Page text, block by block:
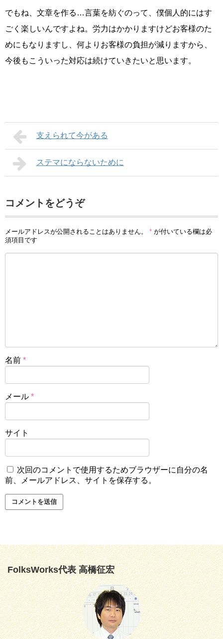
でもね、文章を作る…言葉を紡ぐのって、僕個人的にはす
ごく楽しいんですよね。労力はかかりますけどお客様のた
めにもなりますし、何よりお客様の負担が減りますから、
今後もこういった対応は続けていきたいと思います。
支えられて今がある
ステマにならないために
コメントをどうぞ
メールアドレスが公開されることはありません。 * が付いている欄は必
須項目です
名前 *
メール *
サイト
次回のコメントで使用するためブラウザーに自分の名
前、メールアドレス、サイトを保存する。
FolksWorks代表 高橋征宏